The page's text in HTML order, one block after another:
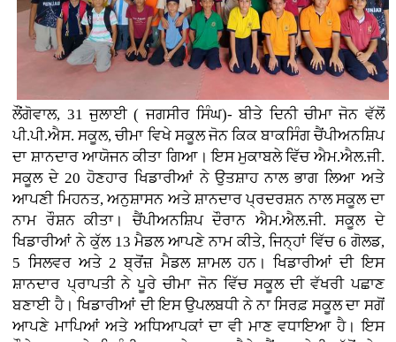
ਲੌਂਗੋਵਾਲ, 31 ਜੁਲਾਈ ( ਜਗਸੀਰ ਸਿੰਘ)- ਬੀਤੇ ਦਿਨੀ ਚੀਮਾ ਜੋਨ ਵੱਲੋਂ
ਪੀ.ਪੀ.ਐਸ. ਸਕੂਲ, ਚੀਮਾ ਵਿਖੇ ਸਕੂਲ ਜੋਨ ਕਿਕ ਬਾਕਸਿੰਗ ਚੈਂਪੀਅਨਸ਼ਿਪ
ਦਾ ਸ਼ਾਨਦਾਰ ਆਯੋਜਨ ਕੀਤਾ ਗਿਆ। ਇਸ ਮੁਕਾਬਲੇ ਵਿੱਚ ਐਮ.ਐਲ.ਜੀ.
ਸਕੂਲ ਦੇ 20 ਹੋਣਹਾਰ ਖਿਡਾਰੀਆਂ ਨੇ ਉਤਸ਼ਾਹ ਨਾਲ ਭਾਗ ਲਿਆ ਅਤੇ
ਆਪਣੀ ਮਿਹਨਤ, ਅਨੁਸ਼ਾਸਨ ਅਤੇ ਸ਼ਾਨਦਾਰ ਪ੍ਰਦਰਸ਼ਨ ਨਾਲ ਸਕੂਲ ਦਾ
ਨਾਮ ਰੌਸ਼ਨ ਕੀਤਾ। ਚੈਂਪੀਅਨਸ਼ਿਪ ਦੌਰਾਨ ਐਮ.ਐਲ.ਜੀ. ਸਕੂਲ ਦੇ
ਖਿਡਾਰੀਆਂ ਨੇ ਕੁੱਲ 13 ਮੈਡਲ ਆਪਣੇ ਨਾਮ ਕੀਤੇ, ਜਿਨ੍ਹਾਂ ਵਿੱਚ 6 ਗੋਲਡ,
5 ਸਿਲਵਰ ਅਤੇ 2 ਬ੍ਰੋਂਜ਼ ਮੈਡਲ ਸ਼ਾਮਲ ਹਨ। ਖਿਡਾਰੀਆਂ ਦੀ ਇਸ
ਸ਼ਾਨਦਾਰ ਪ੍ਰਾਪਤੀ ਨੇ ਪੂਰੇ ਚੀਮਾ ਜੋਨ ਵਿੱਚ ਸਕੂਲ ਦੀ ਵੱਖਰੀ ਪਛਾਣ
ਬਣਾਈ ਹੈ। ਖਿਡਾਰੀਆਂ ਦੀ ਇਸ ਉਪਲਬਧੀ ਨੇ ਨਾ ਸਿਰਫ਼ ਸਕੂਲ ਦਾ ਸਗੋਂ
ਆਪਣੇ ਮਾਪਿਆਂ ਅਤੇ ਅਧਿਆਪਕਾਂ ਦਾ ਵੀ ਮਾਣ ਵਧਾਇਆ ਹੈ। ਇਸ